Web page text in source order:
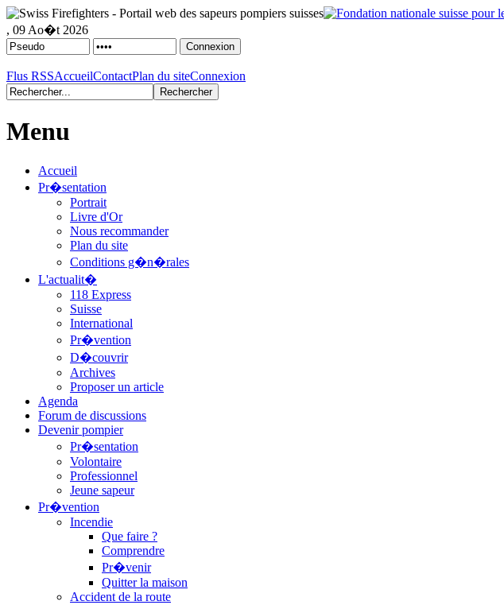
, 09 Ao�t 2026
Flus RSSAccueilContactPlan du siteConnexion
Menu
Accueil
Pr�sentation
Portrait
Livre d'Or
Nous recommander
Plan du site
Conditions g�n�rales
L'actualit�
118 Express
Suisse
International
Pr�vention
D�couvrir
Archives
Proposer un article
Agenda
Forum de discussions
Devenir pompier
Pr�sentation
Volontaire
Professionnel
Jeune sapeur
Pr�vention
Incendie
Que faire ?
Comprendre
Pr�venir
Quitter la maison
Accident de la route